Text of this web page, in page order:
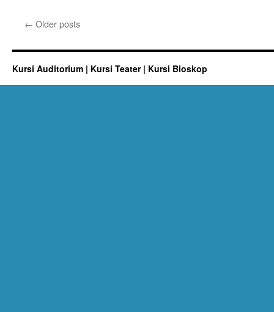
← Older posts
Kursi Auditorium | Kursi Teater | Kursi Bioskop